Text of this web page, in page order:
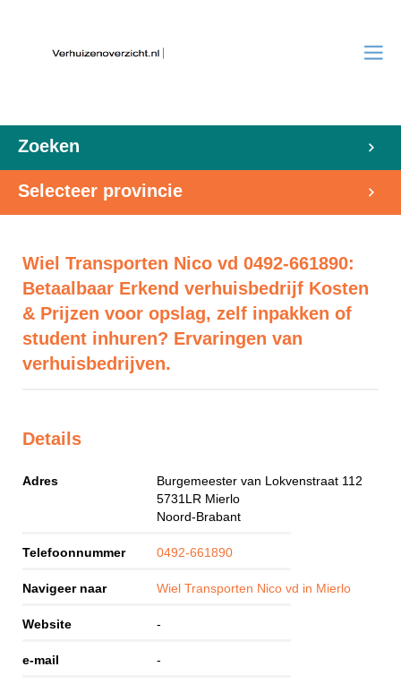
Zoeken
Selecteer provincie
Wiel Transporten Nico vd 0492-661890:
Betaalbaar Erkend verhuisbedrijf Kosten
& Prijzen voor opslag, zelf inpakken of
student inhuren? Ervaringen van
verhuisbedrijven.
Details
Adres
Burgemeester van Lokvenstraat 112
5731LR Mierlo
Noord-Brabant
Telefoonnummer 0492-661890
Navigeer naar Wiel Transporten Nico vd in Mierlo
Website -
e-mail -